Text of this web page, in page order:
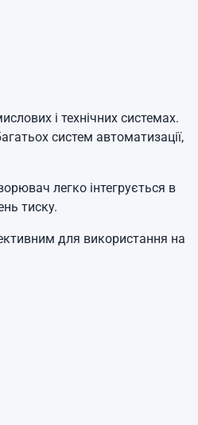
і технічних системах.
систем автоматизації,
легко інтегрується в
тиску.
для використання на